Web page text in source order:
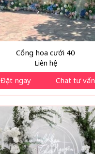
Cổng hoa cưới 40
Liên hệ
Đặt ngay Chat tư vấn